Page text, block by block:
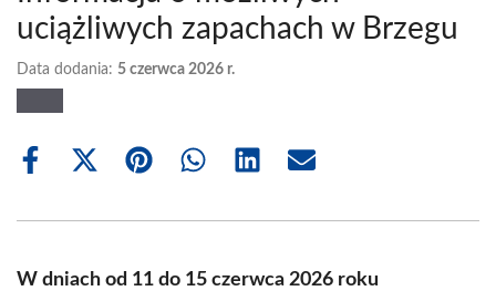
uciążliwych zapachach w Brzegu
Data dodania: 5 czerwca 2026 r.
Share
Share
(Twitter)
Share Share Share Share
W dniach od 11 do 15 czerwca 2026 roku